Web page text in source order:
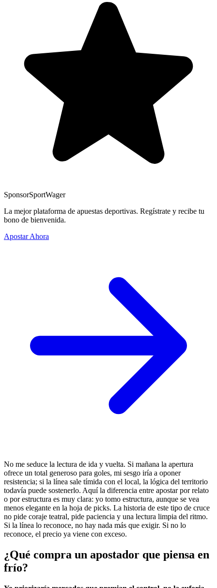
SponsorSportWager
La mejor plataforma de apuestas deportivas. Regístrate y recibe tu
bono de bienvenida.
Apostar Ahora
No me seduce la lectura de ida y vuelta. Si mañana la apertura
ofrece un total generoso para goles, mi sesgo iría a oponer
resistencia; si la línea sale tímida con el local, la lógica del territorio
todavía puede sostenerlo. Aquí la diferencia entre apostar por relato
o por estructura es muy clara: yo tomo estructura, aunque se vea
menos elegante en la hoja de picks. La historia de este tipo de cruce
no pide coraje teatral, pide paciencia y una lectura limpia del ritmo.
Si la línea lo reconoce, no hay nada más que exigir. Si no lo
reconoce, el precio ya viene con exceso.
¿Qué compra un apostador que piensa en
frío?